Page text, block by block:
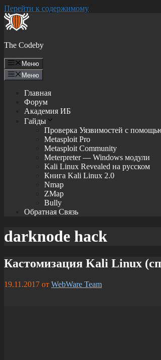
Перейти к содержимому
The Codeby
Меню
Меню
Главная
Форум
Академия ИБ
Гайды
Проверка Уязвимостей с
Metasploit Pro
Metasploit Community
Meterpreter — Windows модули
Kali Linux Revealed на русском
Книга Kali Linux 2.0
Nmap
ZMap
Bully
Обратная Связь
darknode hack
Кастомизация Kali Linux
19.11.2017 от WebWare Team